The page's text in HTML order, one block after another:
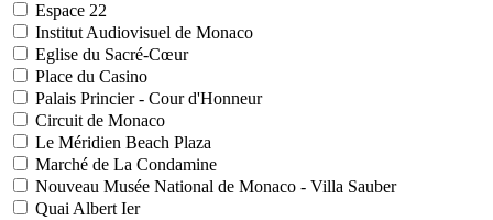
Espace 22
Institut Audiovisuel de Monaco
Eglise du Sacré-Cœur
Place du Casino
Palais Princier - Cour d'Honneur
Circuit de Monaco
Le Méridien Beach Plaza
Marché de La Condamine
Nouveau Musée National de Monaco - Villa Sauber
Quai Albert Ier